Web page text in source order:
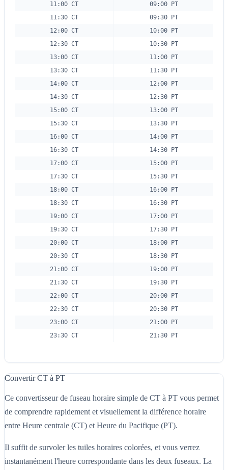
11:00 CT
09:00 PT
11:30 CT
09:30 PT
12:00 CT
10:00 PT
12:30 CT
10:30 PT
13:00 CT
11:00 PT
13:30 CT
11:30 PT
14:00 CT
12:00 PT
14:30 CT
12:30 PT
15:00 CT
13:00 PT
15:30 CT
13:30 PT
16:00 CT
14:00 PT
16:30 CT
14:30 PT
17:00 CT
15:00 PT
17:30 CT
15:30 PT
18:00 CT
16:00 PT
18:30 CT
16:30 PT
19:00 CT
17:00 PT
19:30 CT
17:30 PT
20:00 CT
18:00 PT
20:30 CT
18:30 PT
21:00 CT
19:00 PT
21:30 CT
19:30 PT
22:00 CT
20:00 PT
22:30 CT
20:30 PT
23:00 CT
21:00 PT
23:30 CT
21:30 PT
Convertir CT à PT
Ce convertisseur de fuseau horaire simple de CT à PT vous permet
de comprendre rapidement et visuellement la différence horaire
entre Heure centrale (CT) et Heure du Pacifique (PT).
Il suffit de survoler les tuiles horaires colorées, et vous verrez
instantanément l'heure correspondante dans les deux fuseaux. La